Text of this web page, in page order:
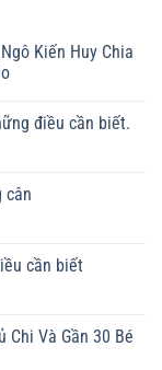
Kiến Huy Chia
điều cần biết.
cân
cần biết
Chi Và Gần 30 Bé